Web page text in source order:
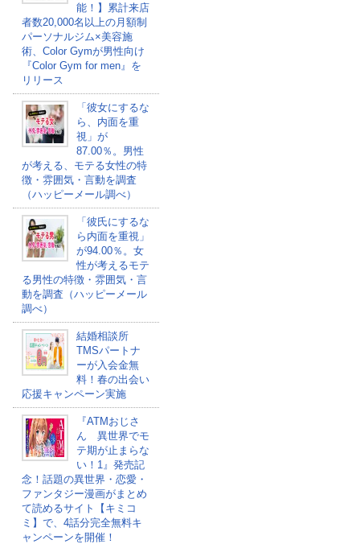
能！】累計来店
者数20,000名以上の月額制
パーソナルジム×美容施
術、Color Gymが男性向け
『Color Gym for men』を
リリース
「彼女にするな
ら、内面を重
視」が
87.00％。男性
が考える、モテる女性の特
徴・雰囲気・言動を調査
（ハッピーメール調べ）
「彼氏にするな
ら内面を重視」
が94.00％。女
性が考えるモテ
る男性の特徴・雰囲気・言
動を調査（ハッピーメール
調べ）
結婚相談所
TMSパートナ
ーが入会金無
料！春の出会い
応援キャンペーン実施
『ATMおじさ
ん 異世界でモ
テ期が止まらな
い！1』発売記
念！話題の異世界・恋愛・
ファンタジー漫画がまとめ
て読めるサイト【キミコ
ミ】で、4話分完全無料キ
ャンペーンを開催！